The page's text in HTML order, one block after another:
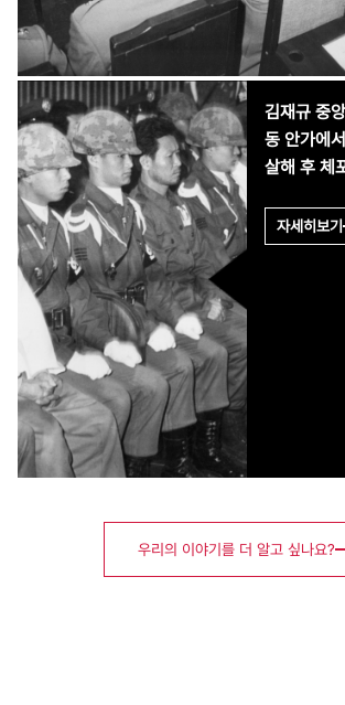
김재규 중
동 안가에
살해 후 체
자세히보기
우리의 이야기를 더 알고 싶나요?